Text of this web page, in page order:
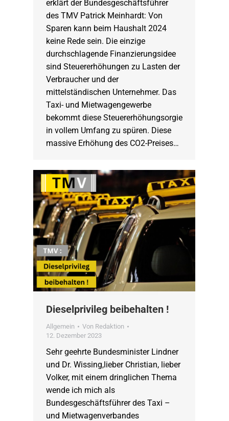
erklärt der Bundesgeschäftsführer
des TMV Patrick Meinhardt: Von
Sparen kann beim Haushalt 2024
keine Rede sein. Die einzige
durchschlagende Finanzierungsidee
sind Steuererhöhungen zu Lasten der
Verbraucher und der
mittelständischen Unternehmer. Das
Taxi- und Mietwagengewerbe
bekommt diese Steuererhöhungsorgie
in vollem Umfang zu spüren. Diese
massive Erhöhung des CO2-Preises…
Dieselprivileg beibehalten !
Allgemein Von Redaktion
12. Dezember 2023
Sehr geehrte Bundesminister Lindner
und Dr. Wissing,lieber Christian, lieber
Volker, mit einem dringlichen Thema
wende ich mich als
Bundesgeschäftsführer des Taxi –
und Mietwagenverbandes